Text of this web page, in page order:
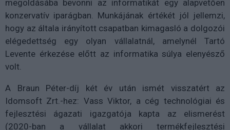
megoldásába bevonni az informatikát egy alapvetően
konzervatív iparágban. Munkájának értékét jól jellemzi,
hogy az általa irányított csapatban kimagasló a dolgozói
elégedettség egy olyan vállalatnál, amelynél Tartó
Levente érkezése előtt az informatika súlya elenyésző
volt.
A Braun Péter-díj két év után ismét visszatért az
Idomsoft Zrt.-hez: Vass Viktor, a cég technológiai és
fejlesztési ágazati igazgatója kapta az elismerést
(2020-ban a vállalat akkori termékfejlesztési